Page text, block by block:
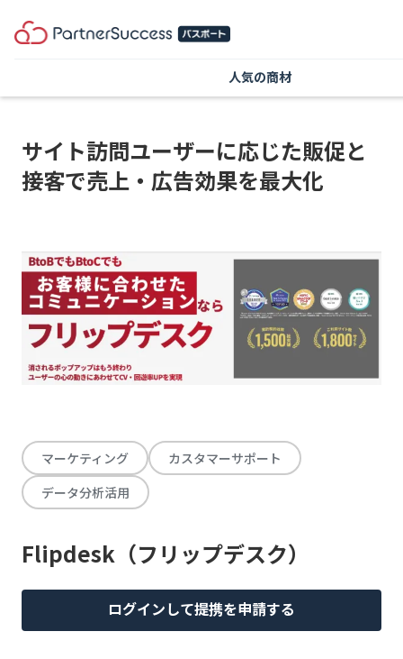
サイト訪問ユーザーに応じた販促と
接客で売上・広告効果を最大化
マーケティング
カスタマーサポート
データ分析活用
Flipdesk（フリップデスク）
ログインして提携を申請する
人気の商材